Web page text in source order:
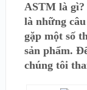
ASTM là gì?
là những
gặp một số
sản phẩm.
chúng tôi